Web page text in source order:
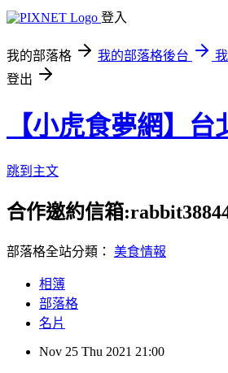
登入
我的部落格 我的部落格後台
登出
【小虎食夢網】
跳到主文
合作邀約信箱
部落格全站分類： 美食情報
相簿
部落格
名片
Nov 25 Thu 2021 21:00